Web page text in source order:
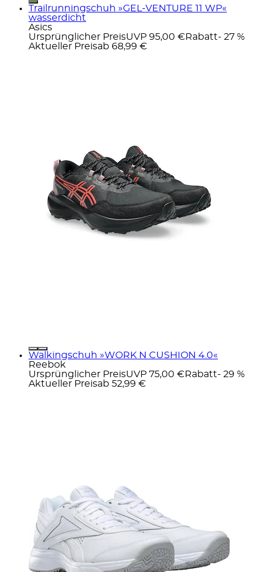
Trailrunningschuh »GEL-VENTURE 11 WP«
wasserdicht
Asics
Ursprünglicher PreisUVP 95,00 € Rabatt- 27 %
Aktueller Preisab 68,99 €
Walkingschuh »WORK N CUSHION 4.0«
Reebok
Ursprünglicher PreisUVP 75,00 € Rabatt- 29 %
Aktueller Preisab 52,99 €